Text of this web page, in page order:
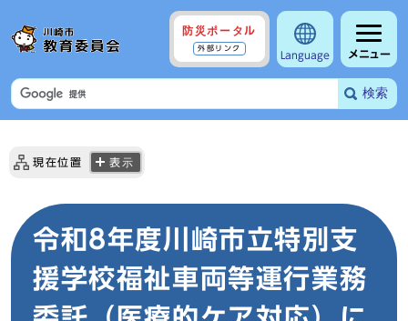
防災ポータル
外部リンク
Language メニュー
検索
現在位置 表示
令和8年度川崎市立特別支
援学校福祉車両等運行業務